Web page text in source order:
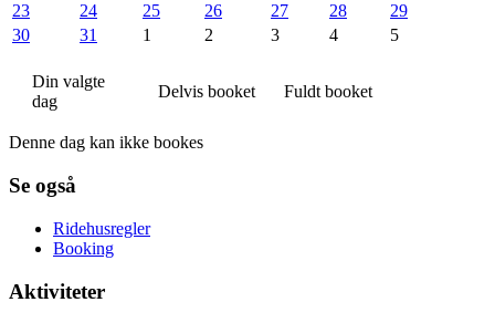
23
24 25 26 27 28
29
30
31 1 2 3 4 5
Din valgte
dag
Delvis booket Fuldt booket
Denne dag kan ikke bookes
Se også
Ridehusregler
Booking
Aktiviteter